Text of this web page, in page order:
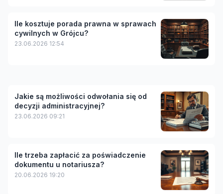
Ile kosztuje porada prawna w sprawach
cywilnych w Grójcu?
23.06.2026 12:54
Jakie są możliwości odwołania się od
decyzji administracyjnej?
23.06.2026 09:21
Ile trzeba zapłacić za poświadczenie
dokumentu u notariusza?
20.06.2026 19:20